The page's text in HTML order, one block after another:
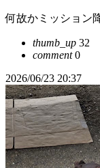
何故かミッション
thumb_up 32
comment0
2026/06/23 20:37